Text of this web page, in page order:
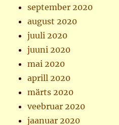
september 2020
august 2020
juuli 2020
juuni 2020
mai 2020
aprill 2020
märts 2020
veebruar 2020
jaanuar 2020